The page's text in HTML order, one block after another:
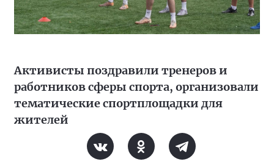
Активисты поздравили тренеров и
работников сферы спорта, организовали
тематические спортплощадки для
жителей